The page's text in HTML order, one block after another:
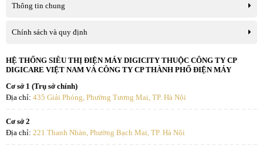
Thông tin chung
Chính sách và quy định
HỆ THỐNG SIÊU THỊ ĐIỆN MÁY DIGICITY THUỘC CÔNG TY CP
DIGICARE VIỆT NAM VÀ CÔNG TY CP THÀNH PHỐ ĐIỆN MÁY
Cơ sở 1 (Trụ sở chính)
Địa chỉ: 435 Giải Phóng, Phường Tương Mai, TP. Hà Nội
Cơ sở 2
Địa chỉ: 221 Thanh Nhàn, Phường Bạch Mai, TP. Hà Nội